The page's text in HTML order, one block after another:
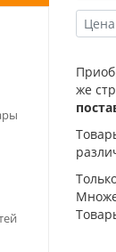
же